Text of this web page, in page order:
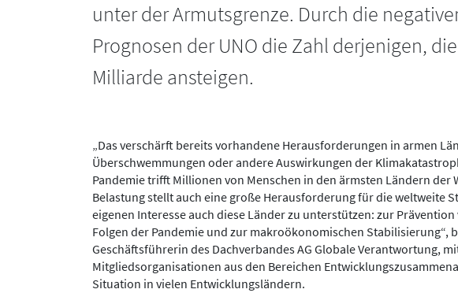
unter der Armutsgrenze. Durch die
Prognosen der UNO die Zahl derjenigen,
Milliarde ansteigen.
„Das verschärft bereits vorhandene Herausforderungen in armen
Überschwemmungen oder andere Auswirkungen der
Pandemie trifft Millionen von Menschen in den ärmsten Ländern der
Belastung stellt auch eine große Herausforderung für die weltweite
eigenen Interesse auch diese Länder zu unterstützen: zur
Folgen der Pandemie und zur makroökonomischen Stabilisierung“,
Geschäftsführerin des Dachverbandes AG Globale Verantwortung,
Mitgliedsorganisationen aus den Bereichen
Situation in vielen Entwicklungsländern.